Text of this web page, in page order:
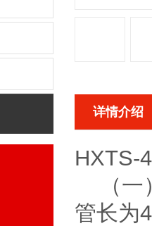
详情介绍
HXTS-
（一
管长为